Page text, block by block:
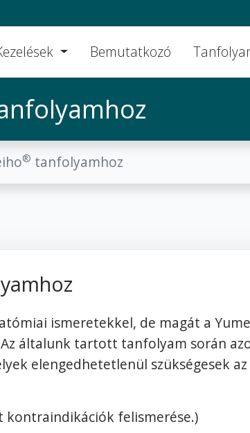
Bemutatkozó
® tanfolyamhoz
ismeretekkel, de magát a
általunk tartott tanfolyam során
elengedhetetlenül szükségesek
kontraindikációk felismerése.)